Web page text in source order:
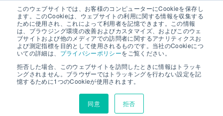
このウェブサイトでは、お客様のコンピューターにCookieを保存し
ます。このCookieは、ウェブサイトの利用に関する情報を収集する
ために使用され、これによって利用者を記憶できます。この情報
は、ブラウジング環境の改善およびカスタマイズ、およびこのウェ
ブサイトおよび他のメディアでの訪問者に関するアナリティクスお
よび測定指標を目的として使用されるものです。当社のCookieにつ
いての詳細は、 プライバシーポリシーをご覧ください。
拒否した場合、このウェブサイトを訪問したときに情報はトラッキ
ングされません。ブラウザーではトラッキングを行わない設定を記
憶するために1つのCookieが使用されます。
同意 拒否
デスクトップアプリで手軽に分析
組織横断、データベース横断での
大規模な集計を高速に実現する